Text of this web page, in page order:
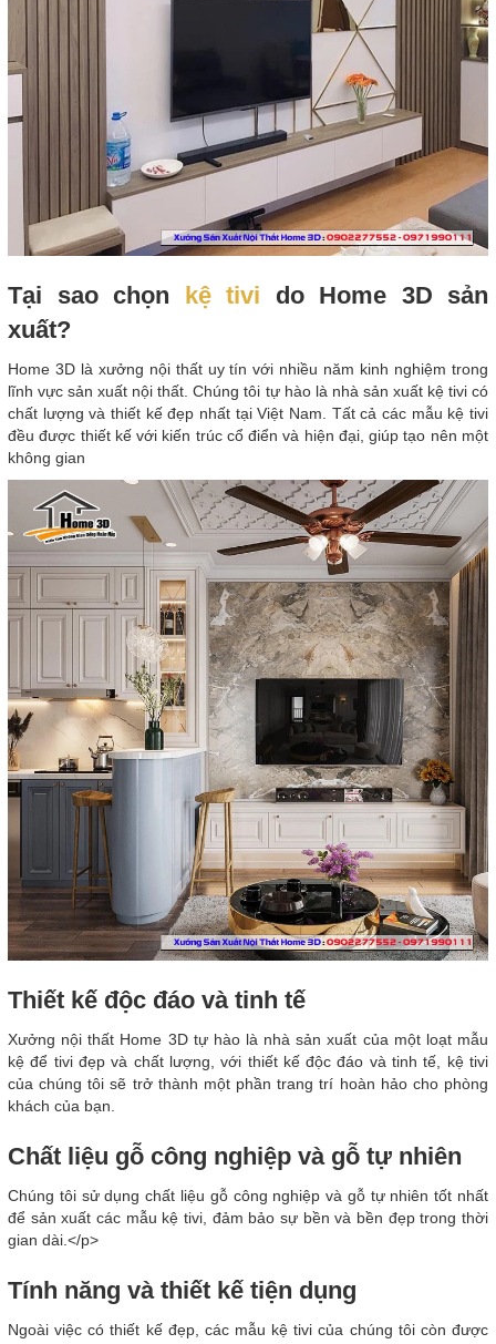
Tại sao chọn kệ tivi do Home 3D sản
xuất?
Home 3D là xưởng nội thất uy tín với nhiều năm kinh nghiệm trong
lĩnh vực sản xuất nội thất. Chúng tôi tự hào là nhà sản xuất kệ tivi có
chất lượng và thiết kế đẹp nhất tại Việt Nam. Tất cả các mẫu kệ tivi
đều được thiết kế với kiến trúc cổ điển và hiện đại, giúp tạo nên một
không gian
Thiết kế độc đáo và tinh tế
Xưởng nội thất Home 3D tự hào là nhà sản xuất của một loạt mẫu
kệ để tivi đẹp và chất lượng, với thiết kế độc đáo và tinh tế, kệ tivi
của chúng tôi sẽ trở thành một phần trang trí hoàn hảo cho phòng
khách của bạn.
Chất liệu gỗ công nghiệp và gỗ tự nhiên
Chúng tôi sử dụng chất liệu gỗ công nghiệp và gỗ tự nhiên tốt nhất
để sản xuất các mẫu kệ tivi, đảm bảo sự bền và bền đẹp trong thời
gian dài.</p>
Tính năng và thiết kế tiện dụng
Ngoài việc có thiết kế đẹp, các mẫu kệ tivi của chúng tôi còn được